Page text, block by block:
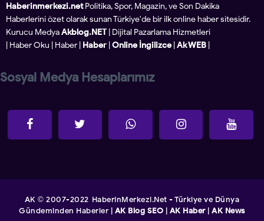
Haberinmerkezi.netPolitika, Spor, Magazin, ve Son Dakika
Haberlerini özet olarak sunan Türkiye'de bir ilk online haber sitesidir.
Kurucu MedyaAkblog.NET | Dijital Pazarlama Hizmetleri
Haber Oku Haber Haber Online İngilizce Ak WEB
Sosyal Medya Hesaplarımız
AK© 2007-2022 HaberinMerkezi.Net - Türkiye ve Dünya
Gündeminden Haberler | AK Blog SEO | AK Haber|AK News